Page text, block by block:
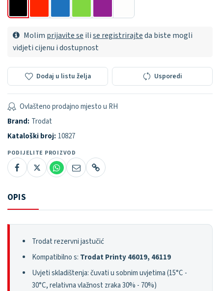
Molim prijavite se ilise registrirajteda biste mogli
vidjeti cijenu i dostupnost
Dodaj u listu želja Usporedi
Ovlašteno prodajno mjesto u RH
Brand: Trodat
Kataloški broj: 10827
PODIJELITE PROIZVOD
OPIS
Trodat rezervni jastučić
Kompatibilno s: Trodat Printy 46019, 46119
Uvjeti skladištenja: čuvati u sobnim uvjetima (15°C -
30°C, relativna vlažnost zraka 30% - 70%)